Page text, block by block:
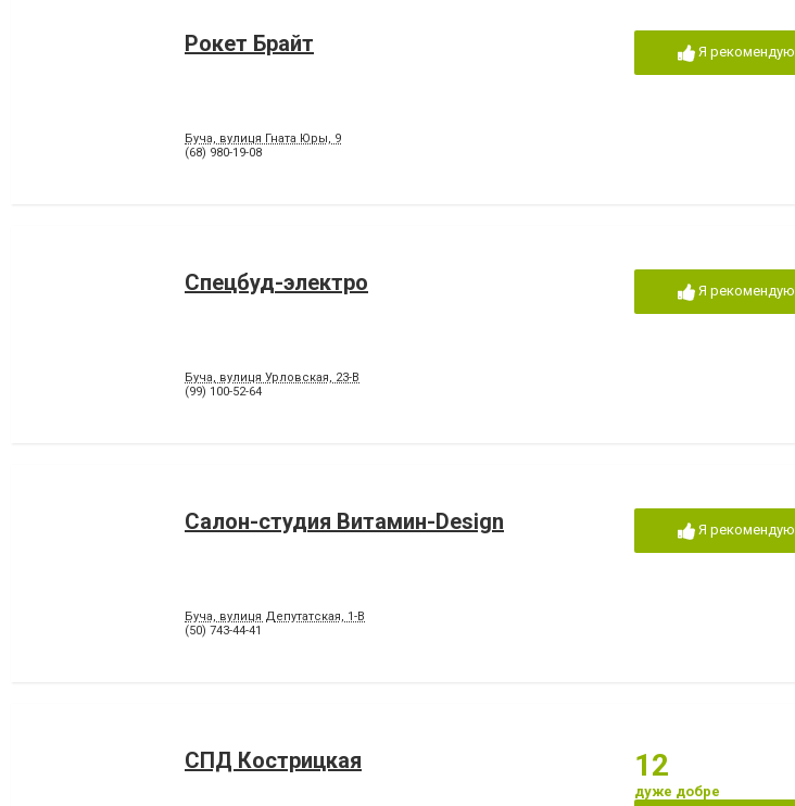
Рокет Брайт
Буча, вулиця Гната Юры, 9
(68) 980-19-08
Я рекомендую
Спецбуд-электро
Буча, вулиця Урловская, 23-В
(99) 100-52-64
Я рекомендую
Салон-студия Витамин-Design
Буча, вулиця Депутатская, 1-В
(50) 743-44-41
Я рекомендую
СПД Кострицкая 12
дуже добре